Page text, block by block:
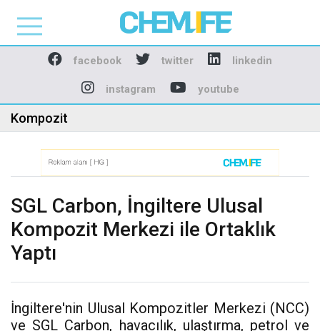
Chemlife - Basılı ve
facebook twitter linkedin
instagram youtube
Kompozit
SGL Carbon, İngiltere Ulusal
Kompozit Merkezi ile Ortaklık
Yaptı
İngiltere'nin Ulusal Kompozitler Merkezi (NCC)
ve SGL Carbon, havacılık, ulaştırma, petrol ve